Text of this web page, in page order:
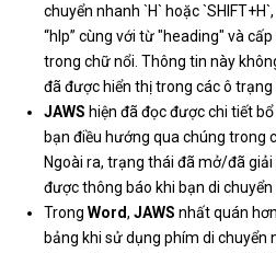
chuyển nhanh `H` hoặc `SHIFT+H`,
“hlp” cùng với từ "heading" và
trong chữ nổi. Thông tin này
đã được hiển thị trong các ô trạng
JAWS hiện đã đọc được chi tiết
bạn điều hướng qua chúng trong
Ngoài ra, trạng thái đã mở/đã
được thông báo khi bạn di chuyển
Trong Word, JAWS nhất quán
bảng khi sử dụng phím di chuyển